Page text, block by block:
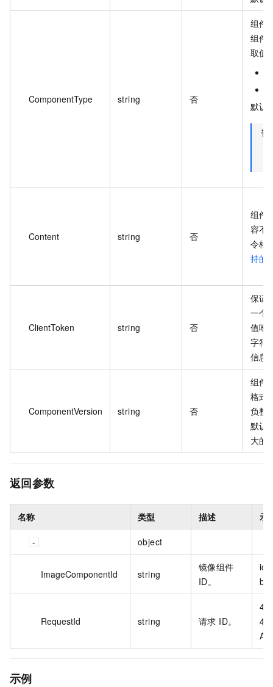
ComponentType string 否
组件
组件
取值
默认
说
Content string 否
组件
容不
令格
持的
ClientToken string 否
保证
一个
值唯
字符
信息
ComponentVersion string 否
组件
格式
负整
默认
大的
返回参数
名称 类型 描述 示
object
ImageComponentId string
镜像组件
ID。
ic-
RequestId string 请求 ID。
示例